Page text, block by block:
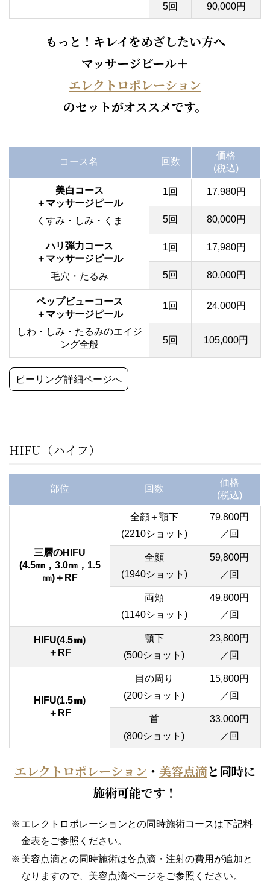
5回 90,000円
もっと！キレイをめざしたい方へ
マッサージピール＋
エレクトロポレーション
のセットがオススメです。
コース名 回数
価格
(税込)
美白コース
＋マッサージピール
くすみ・しみ・くま
1回 17,980円
5回 80,000円
ハリ弾力コース
＋マッサージピール
毛穴・たるみ
1回 17,980円
5回 80,000円
ペップビューコース
＋マッサージピール
しわ・しみ・たるみのエイジ
ング全般
1回 24,000円
5回 105,000円
ピーリング詳細ページへ
HIFU（ハイフ）
部位 回数
価格
(税込)
三層のHIFU
(4.5㎜，3.0㎜，1.5
㎜)＋RF
全顔＋顎下
(2210ショット)
79,800円
／回
全顔
(1940ショット)
59,800円
／回
両頬
(1140ショット)
49,800円
／回
HIFU(4.5㎜)
＋RF
顎下
(500ショット)
23,800円
／回
HIFU(1.5㎜)
＋RF
目の周り
(200ショット)
15,800円
／回
首
(800ショット)
33,000円
／回
エレクトロポレーション ・ 美容点滴と同時に
施術可能です！
エレクトロポレーションとの同時施術コースは下記料
金表をご参照ください。
美容点滴との同時施術は各点滴・注射の費用が追加と
なりますので、美容点滴ページをご参照ください。